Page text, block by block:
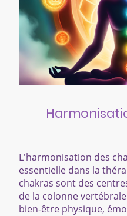
L'harmonisation des
essentielle dans la
chakras sont des
de la colonne
bien-être physique,